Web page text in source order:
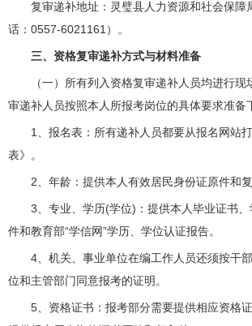
复审递补地址： 灵璧县人力资源和社会保障
话：0557-6021161）。
三、资格复审递补方式与材料准备
（一）所有列入资格复审递补人员均进行现
审递补人员按照本人所报考岗位的具体要求准备
1、报名表：所有递补人员都要从报名网站打
表》。
2、年龄：提供本人有效居民身份证原件和复
3、专业、学历(学位)：提供本人毕业证书、
件和教育部“学信网”学历、学位认证报告。
4、机关、事业单位在编工作人员还须按干
位和主管部门同意报考的证明。
5、资格证书：报考部分需要提供相应资格